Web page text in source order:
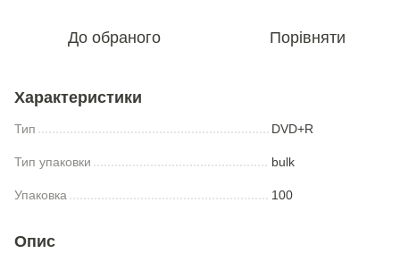
До обраного Порівняти
Характеристики
Тип DVD+R
Тип упаковки bulk
Упаковка 100
Опис